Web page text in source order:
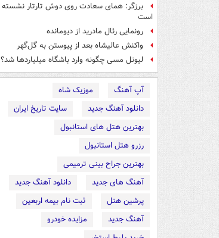
برزگر: همای سعادت روی دوش تارتار نشسته
است
رونمایی رئال مادرید از دیومانده
واکنش عالیشاه بعد از پیوستن به گل‌گهر
لیونل مسی چگونه وارد باشگاه میلیاردها شد؟
آپ آهنگ
موزیک شاه
دانلود آهنگ جدید
سایت تاریخ ایران
بهترین هتل های استانبول
رزرو هتل استانبول
بهترین جراح بینی ترمیمی
آهنگ های جدید
دانلود آهنگ جدید
پرشین هتل
ثبت نام بیمه اربعین
آهنگ جدید
مزایده خودرو